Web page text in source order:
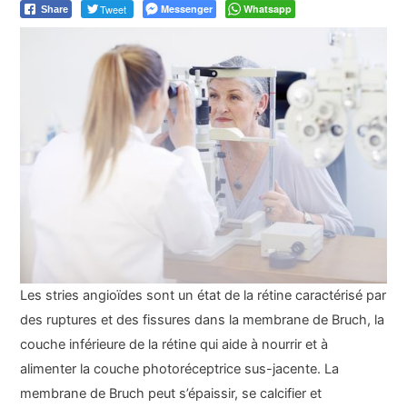
Share Tweet Messenger Whatsapp
Les stries angioïdes sont un état de la rétine caractérisé par
des ruptures et des fissures dans la membrane de Bruch, la
couche inférieure de la rétine qui aide à nourrir et à
alimenter la couche photoréceptrice sus-jacente. La
membrane de Bruch peut s’épaissir, se calcifier et